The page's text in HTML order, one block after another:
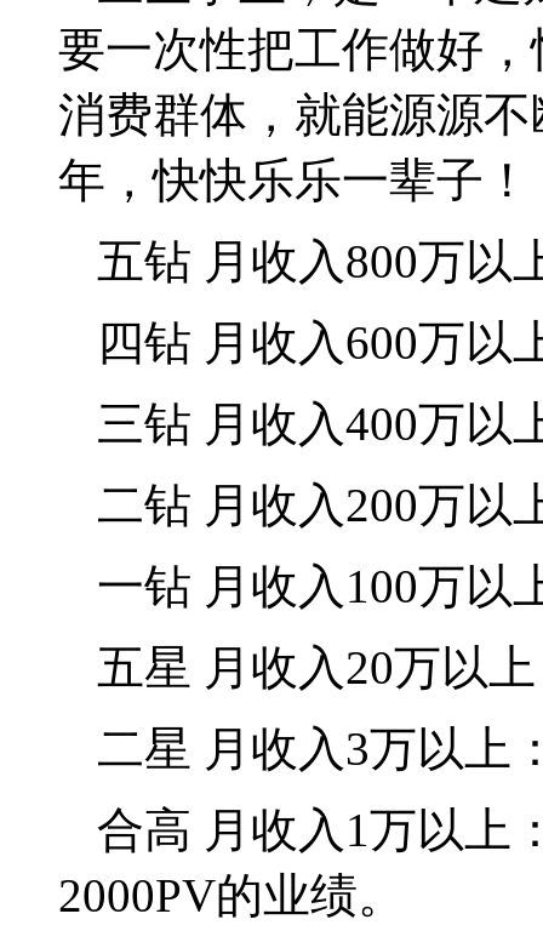
要一次性把工作做好
消费群体，就能源源
年，快快乐乐一辈子！
五钻 月收入800万以
四钻 月收入600万以
三钻 月收入400万以
二钻 月收入200万以
一钻 月收入 100万以
五星 月收入20万以
二星 月收入3万以上
合高 月收入 1万以上
2000PV的业绩。